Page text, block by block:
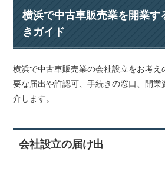
横浜で中古車販売業を開業す
きガイド
横浜で中古車販売業の会社設立をお考え
要な届出や許認可、手続きの窓口、開業
介します。
会社設立の届け出